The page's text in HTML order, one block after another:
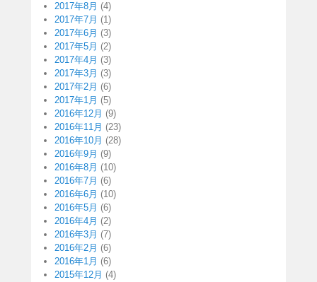
2017年8月 (4)
2017年7月 (1)
2017年6月 (3)
2017年5月 (2)
2017年4月 (3)
2017年3月 (3)
2017年2月 (6)
2017年1月 (5)
2016年12月 (9)
2016年11月 (23)
2016年10月 (28)
2016年9月 (9)
2016年8月 (10)
2016年7月 (6)
2016年6月 (10)
2016年5月 (6)
2016年4月 (2)
2016年3月 (7)
2016年2月 (6)
2016年1月 (6)
2015年12月 (4)